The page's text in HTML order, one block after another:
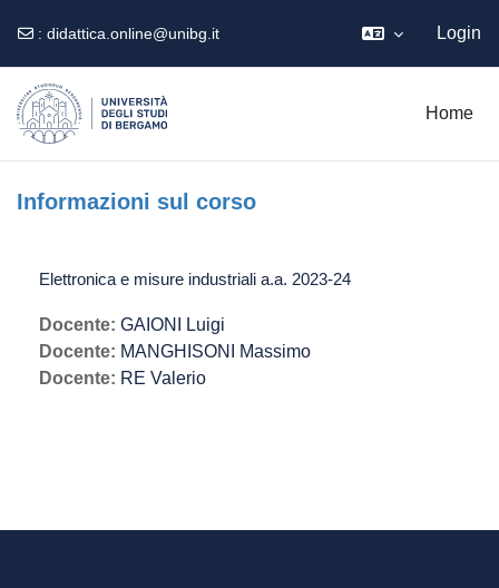
: didattica.online@unibg.it Login
Home
Informazioni sul corso
Elettronica e misure industriali a.a. 2023-24
Docente: GAIONI Luigi
Docente: MANGHISONI Massimo
Docente: RE Valerio